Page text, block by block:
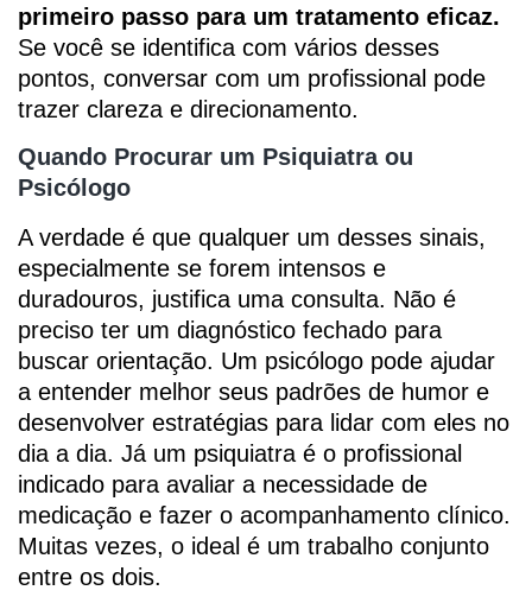
primeiro passo para um tratamento eficaz.
Se você se identifica com vários desses
pontos, conversar com um profissional pode
trazer clareza e direcionamento.
Quando Procurar um Psiquiatra ou
Psicólogo
A verdade é que qualquer um desses sinais,
especialmente se forem intensos e
duradouros, justifica uma consulta. Não é
preciso ter um diagnóstico fechado para
buscar orientação. Um psicólogo pode ajudar
a entender melhor seus padrões de humor e
desenvolver estratégias para lidar com eles no
dia a dia. Já um psiquiatra é o profissional
indicado para avaliar a necessidade de
medicação e fazer o acompanhamento clínico.
Muitas vezes, o ideal é um trabalho conjunto
entre os dois.